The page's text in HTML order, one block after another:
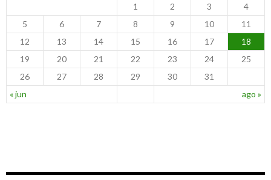
« jun ago »
1 2 3
4
5
6 7 8 9 10
11
12
13 14 15 16 17
18
19
20 21 22 23 24
25
26
27 28 29 30 31